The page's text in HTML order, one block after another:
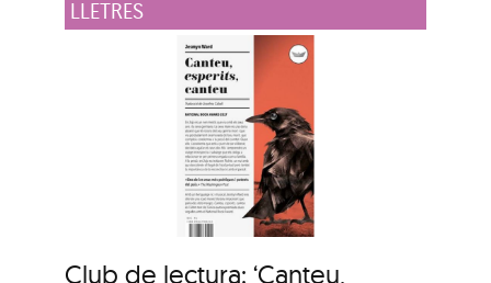
LLETRES
Club de lectura: ‘Canteu,